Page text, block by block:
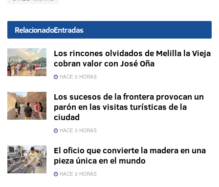
RelacionadoEntradas
Los rincones olvidados de Melilla la Vieja
cobran valor con José Oña
HACE 2 HORAS
Los sucesos de la frontera provocan un
parón en las visitas turísticas de la
ciudad
HACE 3 HORAS
El oficio que convierte la madera en una
pieza única en el mundo
HACE 3 HORAS